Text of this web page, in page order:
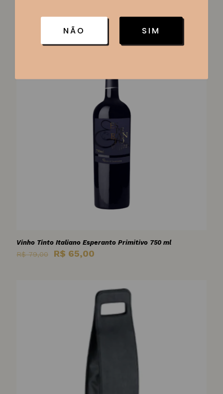
Vinho Tinto Italiano Esperanto Primitivo 750 ml
R$79,00
O
R$ 65,00
R$ 65,00.
NÃO SIM